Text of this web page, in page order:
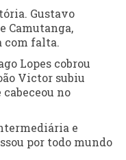
Gustavo
Camutanga,
com falta.
Lopes cobrou
Victor subiu
no
e
por todo mundo